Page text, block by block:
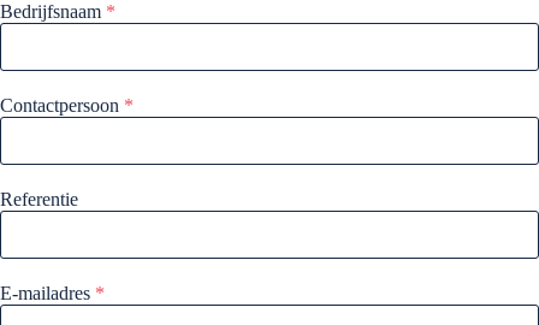
Bedrijfsnaam *
Contactpersoon *
Referentie
E-mailadres *